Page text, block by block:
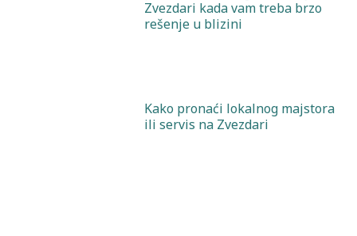
Zvezdari kada vam treba brzo
rešenje u blizini
Kako pronaći lokalnog majstora
ili servis na Zvezdari